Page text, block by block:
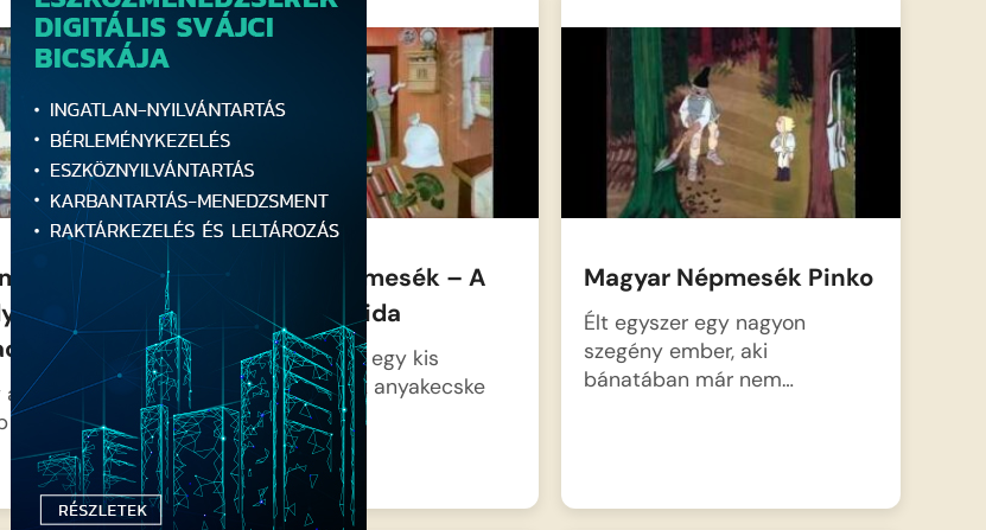
a
nekivág a zuhogó égi áldásnak,
hogy megedződjenek, ám a
Szóló
alma,
vásárba
lánya nem
Magyar Népmesék – A
hét kecskegida
Az erdő szélén, egy kis
házikóban él az anyakecske
hét…
Magyar Népmesék Pinko
Élt egyszer egy nagyon
szegény ember, aki
bánatában már nem…